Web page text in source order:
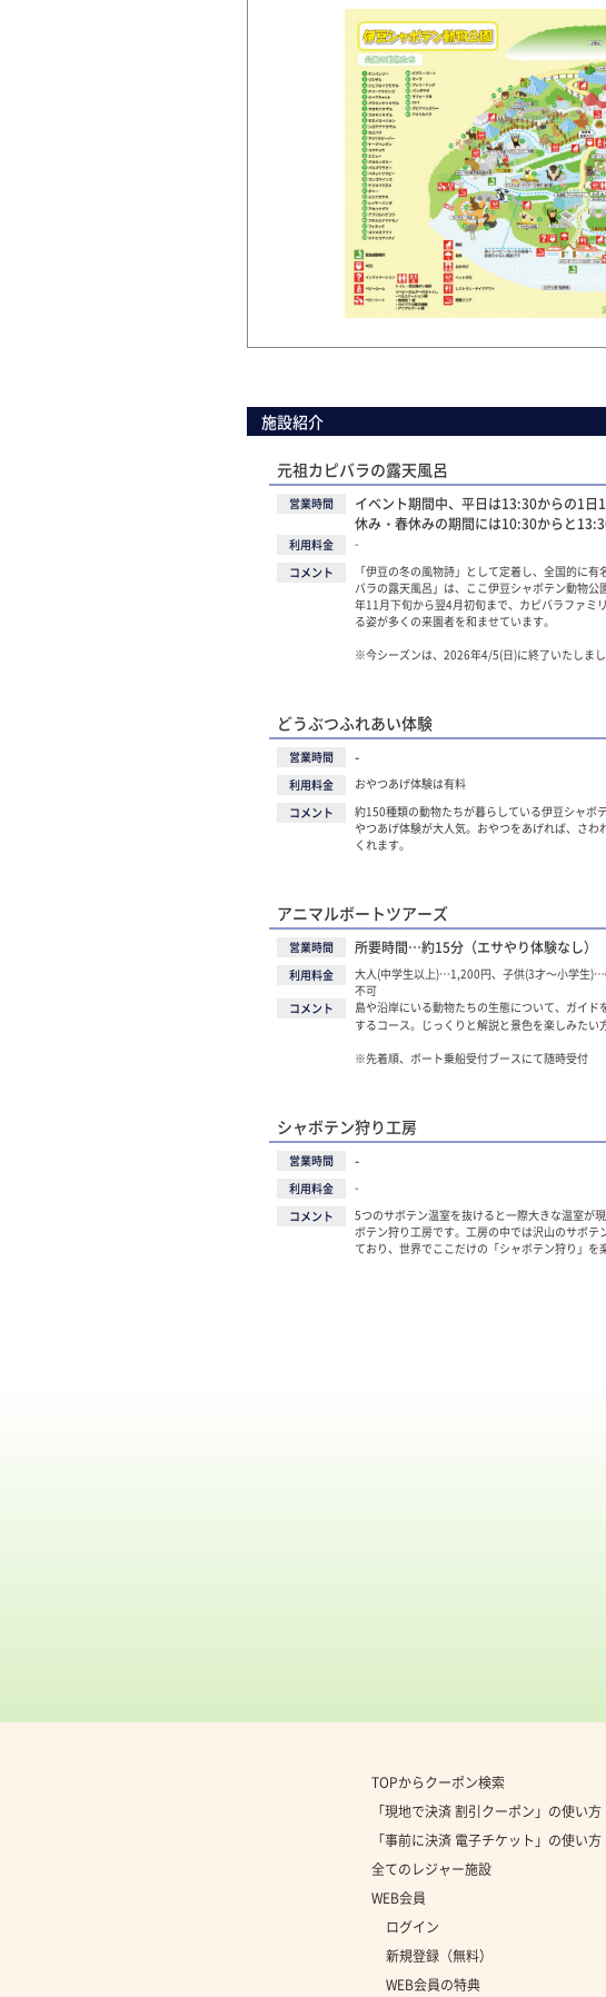
施設紹介
元祖カピバラの露天風呂
営業時間
イベント期間中、平日は13:30からの1日
休み・春休みの期間には10:30からと
利用料金
-
コメント
「伊豆の冬の風物詩」として定着し、全国的に
バラの露天風呂」は、ここ伊豆シャボテン動物公
年11月下旬から翌4月初旬まで、カピバラファミ
る姿が多くの来園者を和ませています。
※今シーズンは、2026年4/5(日)に終了いたしまし
どうぶつふれあい体験
営業時間 -
利用料金
おやつあげ体験は有料
コメント
約150種類の動物たちが暮らしている伊豆シャボ
やつあげ体験が大人気。おやつをあげれば、さわ
くれます。
アニマルボートツアーズ
営業時間 所要時間…約15分（エサやり体験なし）
利用料金
大人(中学生以上)…1,200円、子供(3才〜小学生
不可
コメント
島や沿岸にいる動物たちの生態について、ガイド
するコース。じっくりと解説と景色を楽しみたい
※先着順、ボート乗船受付ブースにて随時受付
シャボテン狩り工房
営業時間 -
利用料金
-
コメント
5つのサボテン温室を抜けると一際大きな温室が
ボテン狩り工房です。工房の中では沢山のサボテ
ており、世界でここだけの「シャボテン狩り」を
TOPからクーポン検索
「現地で決済 割引クーポン」の使い方
「事前に決済 電子チケット」の使い方
全てのレジャー施設
WEB会員
ログイン
新規登録（無料）
WEB会員の特典